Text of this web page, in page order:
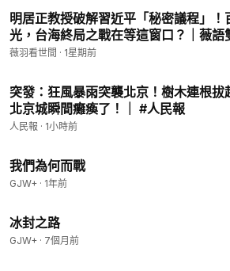
明居正教授破解習近平「秘密議程」！
光，台海終局之戰在等這窗口？｜薇
薇羽看世間 · 1星期前
突發：狂風暴雨突襲北京！樹木連根拔
北京城瞬間癱瘓了！｜ #人民報
人民報 · 1小時前
我們為何而戰
GJW+ · 1年前
冰封之路
GJW+ · 7個月前